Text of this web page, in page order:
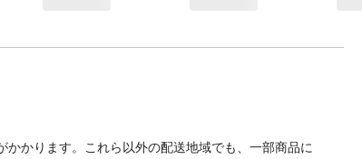
かります。これら以外の配送地域でも、一部商品に